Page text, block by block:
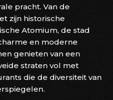
pracht. Van de
zijn historische
Atomium, de stad
en moderne
genieten van een
straten vol met
die de diversiteit van